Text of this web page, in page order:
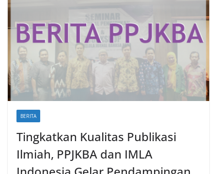
BERITA
Tingkatkan Kualitas Publikasi
Ilmiah, PPJKBA dan IMLA